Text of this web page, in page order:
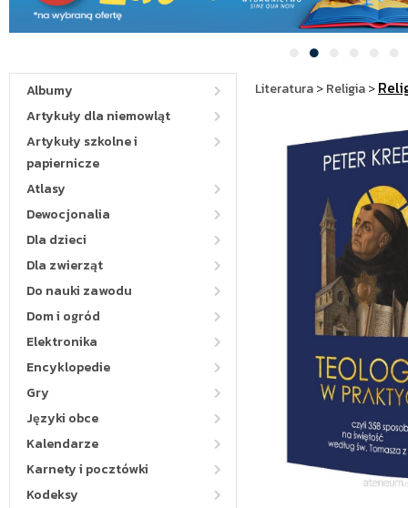
Albumy
Artykuły dla niemowląt
Artykuły szkolne i
papiernicze
Atlasy
Dewocjonalia
Dla dzieci
Dla zwierząt
Do nauki zawodu
Dom i ogród
Elektronika
Encyklopedie
Gry
Języki obce
Kalendarze
Karnety i pocztówki
Kodeksy
Literatura>Religia>